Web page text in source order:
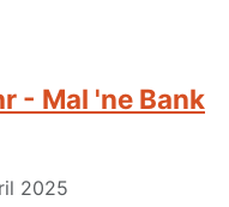
- Mal 'ne Bank
2025